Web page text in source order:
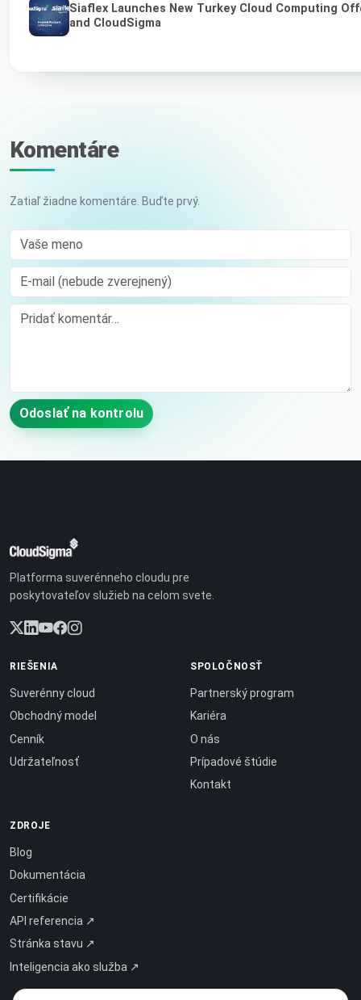
Siaflex Launches New Turkey Cloud Computing
and CloudSigma
Komentáre
Zatiaľ žiadne komentáre. Buďte prvý.
Vaše meno
E-mail (nebude zverejnený)
Comment
Odoslať na kontrolu
Platforma suverénneho cloudu pre
poskytovateľov služieb na celom svete.
RIEŠENIA
Suverénny cloud
Obchodný model
Cenník
Udržateľnosť
SPOLOČNOSŤ
Partnerský program
Kariéra
O nás
Prípadové štúdie
Kontakt
ZDROJE
Blog
Dokumentácia
Certifikácie
API referencia ↗
Stránka stavu ↗
Inteligencia ako služba ↗